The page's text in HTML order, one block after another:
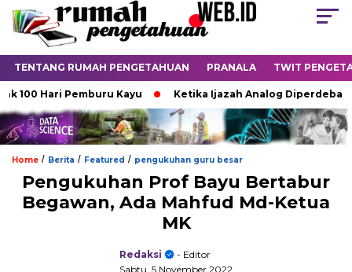
TENTANG RUMAH PENGETAHUAN PRANALA TWIT
Hari Pemburu Kayu Ketika Ijazah Analog Diperdebatkan
Home / Berita / Featured / pengukuhan guru besar
Pengukuhan Prof Bayu Bertabur
Begawan, Ada Mahfud Md-Ketua
MK
Redaksi
- Editor
Sabtu, 5 November 2022